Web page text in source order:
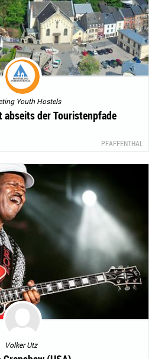
Youth Hostels
abseits der Touristenpfade
PFAFFENTHAL
Volker Utz